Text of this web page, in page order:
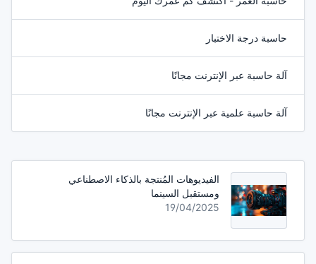
حاسبة درجة الاختبار
آلة حاسبة عبر الإنترنت مجانًا
آلة حاسبة علمية عبر الإنترنت مجانًا
الفيديوهات المُنتجة بالذكاء الاصطناعي
ومستقبل السينما
19/04/2025